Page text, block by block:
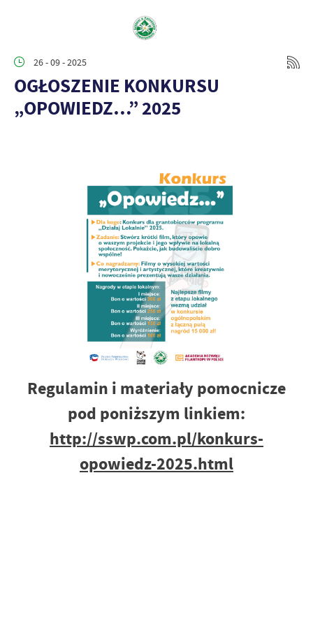
26 - 09 - 2025
OGŁOSZENIE KONKURSU
„OPOWIEDZ…” 2025
Regulamin i materiały pomocnicze
pod poniższym linkiem:
http://sswp.com.pl/konkurs-
opowiedz-2025.html